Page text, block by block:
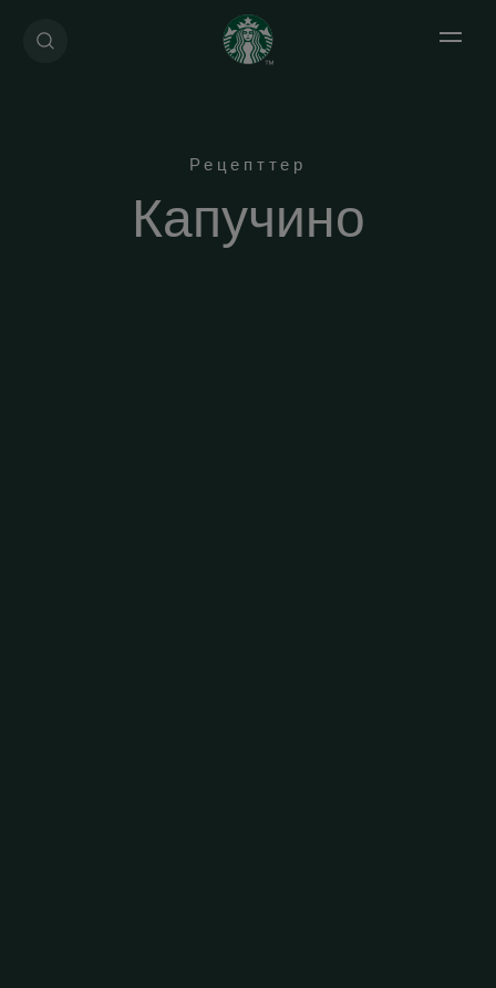
Open
Рецепттер
Капучино